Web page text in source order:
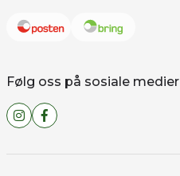
Følg oss på sosiale medier